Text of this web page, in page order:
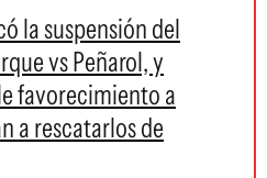
la suspensión del
vs Peñarol, y
favorecimiento a
a rescatarlos de